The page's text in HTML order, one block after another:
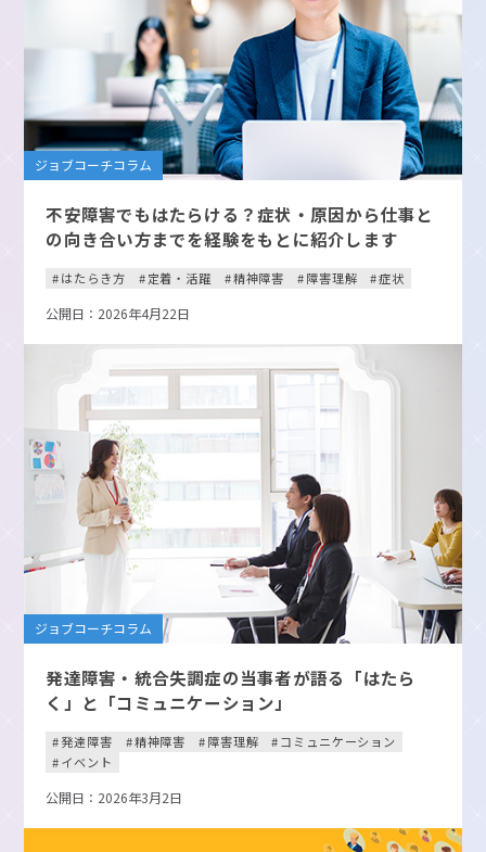
ジョブコーチコラム
不安障害でもはたらける？症状・原因から仕事と
の向き合い方までを経験をもとに紹介します
はたらき方 定着・活躍 精神障害 障害理解 症状
公開日：2026年4月22日
ジョブコーチコラム
発達障害・統合失調症の当事者が語る「はたら
く」と「コミュニケーション」
発達障害 精神障害 障害理解
コミュニケーション
イベント
公開日：2026年3月2日